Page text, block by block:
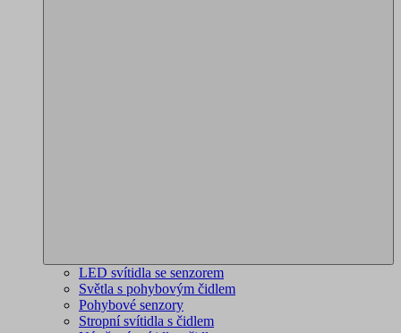
LED svítidla se senzorem
Světla s pohybovým čidlem
Pohybové senzory
Stropní svítidla s čidlem